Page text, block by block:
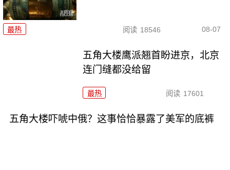
最热 阅读 18546 08-07
五角大楼鹰派翘首盼进京，北京
连门缝都没给留
最热 阅读 17601
五角大楼吓唬中俄？这事恰恰暴露了美军的底裤